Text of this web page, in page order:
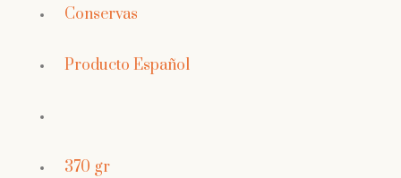
Conservas
Producto Español
370 gr